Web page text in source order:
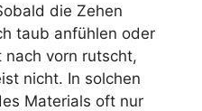
die Zehen
taub anfühlen oder
nach vorn rutscht,
nicht. In solchen
Materials oft nur